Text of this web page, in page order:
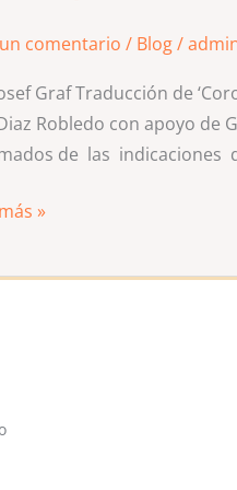
comentario / Blog/
Graf Traducción de
Robledo con apoyo
de las
»